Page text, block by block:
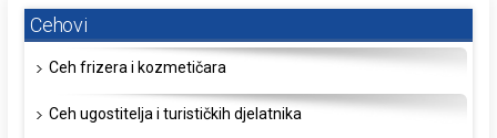
Cehovi
Ceh frizera i kozmetičara
Ceh ugostitelja i turističkih djelatnika